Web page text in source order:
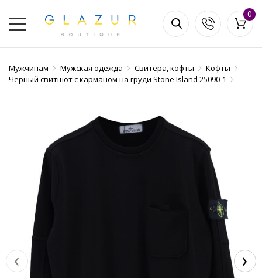
0
Мужчинам Мужская одежда Свитера, кофты
Кофты
Черный свитшот с карманом на груди Stone Island 25090-1
‹ ›